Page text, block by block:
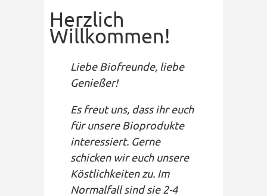
Herzlich
Willkommen!
Liebe Biofreunde, liebe
Genießer!
Es freut uns, dass ihr euch
für unsere Bioprodukte
interessiert. Gerne
schicken wir euch unsere
Köstlichkeiten zu. Im
Normalfall sind sie 2-4